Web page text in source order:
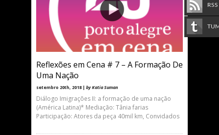
Reflexões em Cena # 7 – A Formação De
Uma Nação
setembro 20th, 2018 | by Katia Suman
Diálogo Imigrações II: a formação de uma nação
(América Latina)* Mediação: Tânia farias
Participação: Atores da peça 40mil km, Convidados
RSS